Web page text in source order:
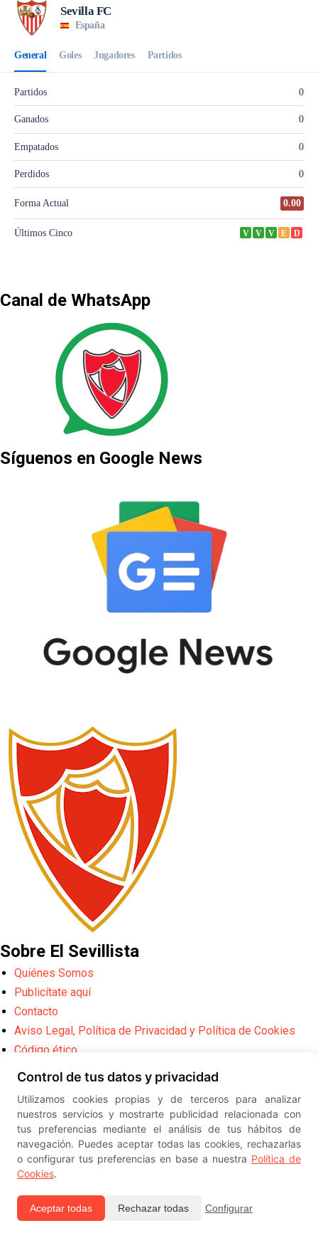
Canal de WhatsApp
Síguenos en Google News
Sobre El Sevillista
Quiénes Somos
Publicítate aquí
Contacto
Aviso Legal, Política de Privacidad y Política de Cookies
Código ético
Archivo del Sevillista
Webs de relevancia
Camisetas Football Camas
Camisetas CT info
Camisetas Mardelshop
LaLiga
Control de tus datos y privacidad
Utilizamos cookies propias y de terceros para analizar
nuestros servicios y mostrarte publicidad relacionada con
tus preferencias mediante el análisis de tus hábitos de
navegación. Puedes aceptar todas las cookies, rechazarlas
o configurar tus preferencias en base a nuestra Política de
Cookies.
Aceptar todas Rechazar todas Configurar